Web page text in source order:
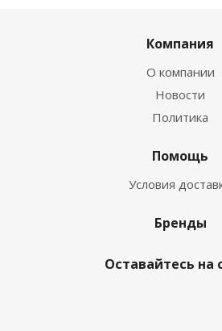
Компания
О компании
Новости
Политика
Помощь
Условия
Бренды
Оставайтесь на